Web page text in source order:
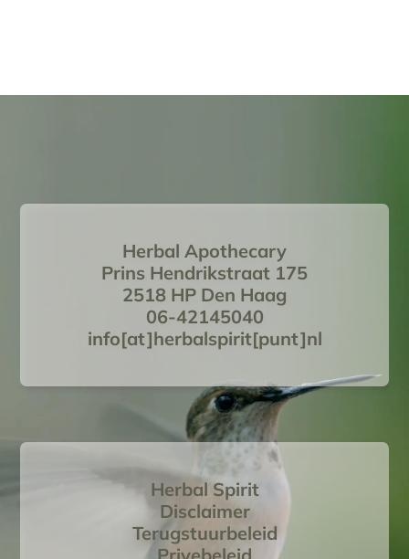
Herbal Apothecary
Prins Hendrikstraat 175
2518 HP Den Haag
06-42145040
info[at]herbalspirit[punt]nl
Herbal Spirit
Disclaimer
Terugstuurbeleid